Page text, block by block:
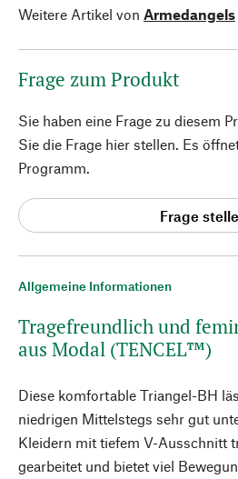
Allgemeine Informationen
Tragefreundlich und
aus Modal (TENCEL™)
Diese komfortable Triangel-BH
niedrigen Mittelstegs sehr gut
Kleidern mit tiefem V-Ausschnitt
gearbeitet und bietet viel
Weitere Artikel von Armedangels
Frage zum Produkt
Sie haben eine Frage zu diesem
Sie die Frage hier stellen. Es
Programm.
Frage